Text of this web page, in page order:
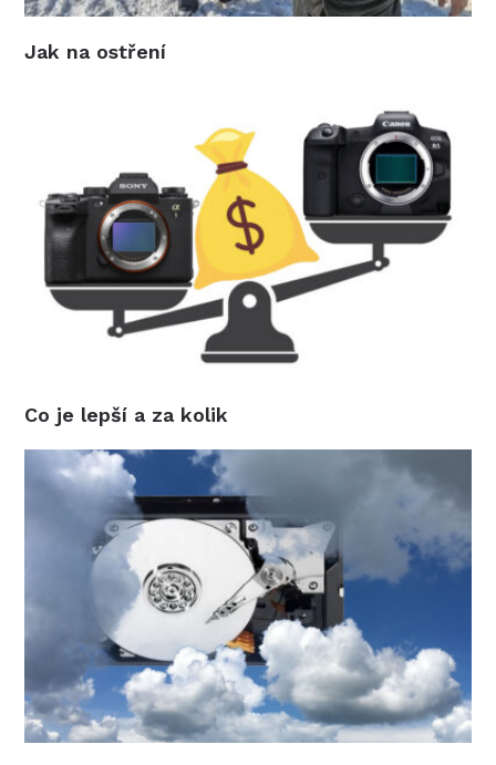
Jak na ostření
Co je lepší a za kolik